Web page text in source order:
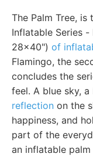
The Palm Tree,
Inflatable Series
28x40") of
Flamingo, the
concludes the
feel. A blue sky,
reflection on the
happiness, and
part of the
an inflatable